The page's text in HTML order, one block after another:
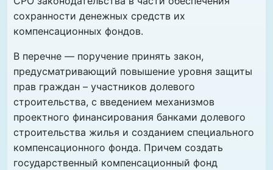
сохранности денежных средств их
компенсационных фондов.
В перечне — поручение принять закон,
предусматривающий повышение уровня защиты
прав граждан – участников долевого
строительства, с введением механизмов
проектного финансирования банками долевого
строительства жилья и созданием специального
компенсационного фонда. Причем создать
государственный компенсационный фонд